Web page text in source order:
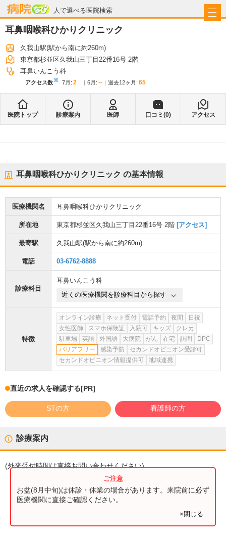
人で選べる医院検索
病院なび
耳鼻咽喉科ひかりクリニック
久我山駅(駅から南に約260m)
東京都杉並区久我山三丁目22番16号 2階
耳鼻いんこう科
アクセス数※ 7月 : 2 6月 : -- 過去12ヶ月: 65
医院トップ 診療案内 医師 口コミ(0) アクセス
耳鼻咽喉科ひかりクリニック の基本情報
医療機関名 耳鼻咽喉科ひかりクリニック
所在地 東京都杉並区久我山三丁目22番16号 2階 [アクセス]
最寄駅 久我山駅(駅から南に約260m)
電話 03-6762-8888
診療科目
耳鼻いんこう科
近くの医療機関を診療科目から探す
特徴
オンライン診療 ネット受付 電話予約 夜間
日祝
女性医師
スマホ保険証 入院可 キッズ
クレカ
駐車場
英語 外国語 大病院 がん 在宅 訪問
DPC
バリアフリー
感染予防
セカンドオピニオン受診可
セカンドオピニオン情報提供可
地域連携
直近の求人を確認する[PR]
STの方 看護師の方
診療案内
(外来受付時間は直接お問い合わせください)
お盆(8月中旬)は休診・休業の場合があります。来院前に必ず
医療機関に直接ご確認ください。
×閉じる